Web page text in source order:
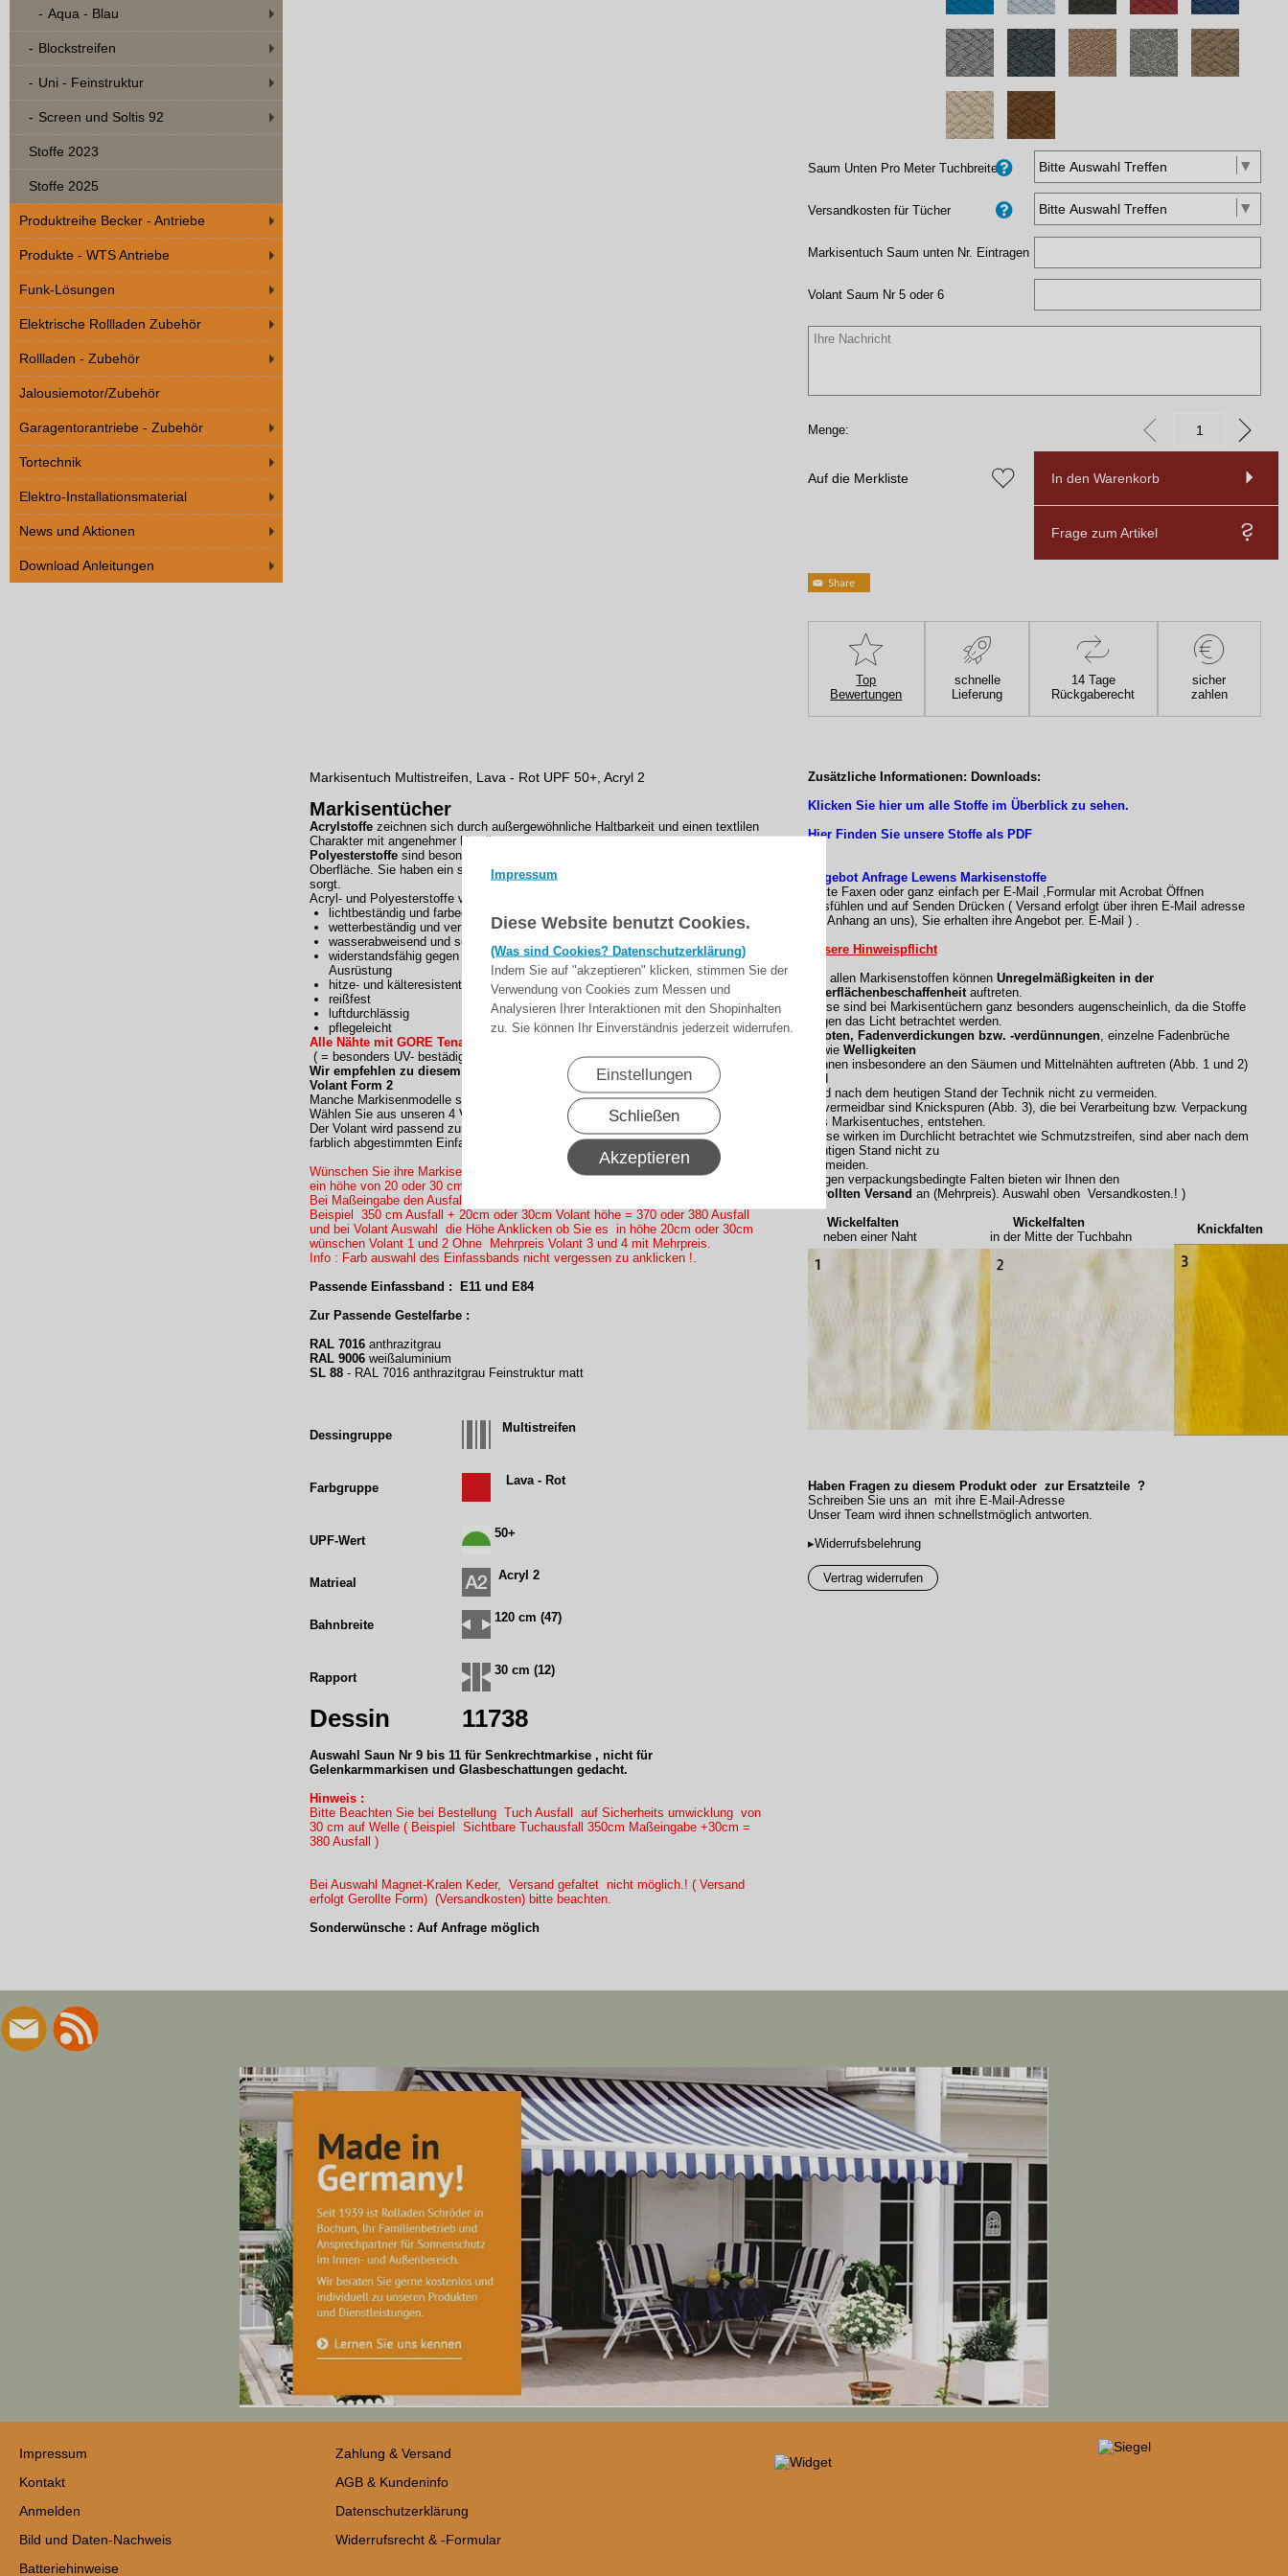
Impressum
Diese Website benutzt Cookies.
(Was sind Cookies? Datenschutzerklärung)
Indem Sie auf "akzeptieren" klicken, stimmen Sie der
Verwendung von Cookies zum Messen und
Analysieren Ihrer Interaktionen mit den Shopinhalten
zu. Sie können Ihr Einverständnis jederzeit widerrufen.
Einstellungen
Schließen
Akzeptieren
Aqua - Blau
Blockstreifen
Uni - Feinstruktur
Screen und Soltis 92
Stoffe 2023
Stoffe 2025
Produktreihe Becker - Antriebe
Produkte - WTS Antriebe
Funk-Lösungen
Elektrische Rollladen Zubehör
Rollladen - Zubehör
Jalousiemotor/Zubehör
Garagentorantriebe - Zubehör
Tortechnik
Elektro-Installationsmaterial
News und Aktionen
Download Anleitungen
Saum Unten Pro Meter Tuchbreite
Versandkosten für Tücher
Markisentuch Saum unten Nr. Eintragen
Volant Saum Nr 5 oder 6
Menge:
Auf die Merkliste In den Warenkorb
Frage zum Artikel
Top
Bewertungen
schnelle
Lieferung
14 Tage
Rückgaberecht
sicher
zahlen
Markisentuch Multistreifen, Lava - Rot UPF 50+, Acryl 2
Markisentücher
Acrylstoffe zeichnen sich durch außergewöhnliche Haltbarkeit und einen textlilen
Charakter mit angenehmer Haptik aus.
Polyesterstoffe sind besonders elastisch und haben eine angenehm flauschige
Oberfläche. Sie haben ein sehr gutes Rückstellverhalten, das für ein glattes Tuch
sorgt.
Acryl- und Polyesterstoffe von Lewens sind:
lichtbeständig und farbecht
wetterbeständig und verrottungsfest
wasserabweisend und schnell trocknend
widerstandsfähig gegen Umwelteinflüsse durch Teflon-bzw. Cleangard-
Ausrüstung
hitze- und kälteresistent
reißfest
luftdurchlässig
pflegeleicht
Alle Nähte mit GORE Tenara CLEAR Nähfaden konfektioniert !
( = besonders UV- bestädig und reißfest. )
Wir empfehlen zu diesem Dessin:
Volant Form 2
Manche Markisenmodelle sind nur mit einem Volant vollständig.
Wählen Sie aus unseren 4 Volantformen.
Der Volant wird passend zum Rapport des Dessins geschnitten und mit dem
farblich abgestimmten Einfassband abgeschlossen.
Wünschen Sie ihre Markisentuch mit einen Volant ? , Wir haben zur Auswahl mit
ein höhe von 20 oder 30 cm
Bei Maßeingabe den Ausfallmaß gewünschte Volant höhe mit eingeben (
Beispiel 350 cm Ausfall + 20cm oder 30cm Volant höhe = 370 oder 380 Ausfall
und bei Volant Auswahl die Höhe Anklicken ob Sie es in höhe 20cm oder 30cm
wünschen Volant 1 und 2 Ohne Mehrpreis Volant 3 und 4 mit Mehrpreis.
Info : Farb auswahl des Einfassbands nicht vergessen zu anklicken !.
Passende Einfassband : E11 und E84
Zur Passende Gestelfarbe :
RAL 7016 anthrazitgrau
RAL 9006 weißaluminium
SL 88 - RAL 7016 anthrazitgrau Feinstruktur matt
Dessingruppe
Multistreifen
Farbgruppe
Lava - Rot
UPF-Wert
50+
Matrieal
Acryl 2
Bahnbreite
120 cm (47)
Rapport
30 cm (12)
Dessin 11738
Auswahl Saun Nr 9 bis 11 für Senkrechtmarkise , nicht für
Gelenkarmmarkisen und Glasbeschattungen gedacht.
Hinweis :
Bitte Beachten Sie bei Bestellung Tuch Ausfall auf Sicherheits umwicklung von
30 cm auf Welle ( Beispiel Sichtbare Tuchausfall 350cm Maßeingabe +30cm =
380 Ausfall )
Bei Auswahl Magnet-Kralen Keder, Versand gefaltet nicht möglich.! ( Versand
erfolgt Gerollte Form) (Versandkosten) bitte beachten.
Sonderwünsche : Auf Anfrage möglich
Zusätzliche Informationen: Downloads:
Klicken Sie hier um alle Stoffe im Überblick zu sehen.
Hier Finden Sie unsere Stoffe als PDF
Angebot Anfrage Lewens Markisenstoffe
(Bitte Faxen oder ganz einfach per E-Mail ,Formular mit Acrobat Öffnen
Ausfühlen und auf Senden Drücken ( Versand erfolgt über ihren E-Mail adresse
als Anhang an uns), Sie erhalten ihre Angebot per. E-Mail ) .
Unsere Hinweispflicht
Bei allen Markisenstoffen könnenUnregelmäßigkeiten in der
Oberflächenbeschaffenheitauftreten.
Diese sind bei Markisentüchern ganz besonders augenscheinlich, da die Stoffe
gegen das Licht betrachtet werden.
Knoten, Fadenverdickungen bzw. -verdünnungen, einzelne Fadenbrüche
sowie Welligkeiten
können insbesondere an den Säumen und Mittelnähten auftreten (Abb. 1 und 2)
und
sind nach dem heutigen Stand der Technik nicht zu vermeiden.
Unvermeidbar sind Knickspuren (Abb. 3), die bei Verarbeitung bzw. Verpackung
des Markisentuches, entstehen.
Diese wirken im Durchlicht betrachtet wie Schmutzstreifen, sind aber nach dem
heutigen Stand nicht zu
vermeiden.
Gegen verpackungsbedingte Falten bieten wir Ihnen den
gerollten Versand an (Mehrpreis). Auswahl oben Versandkosten.! )
Wickelfalten
neben einer Naht
Wickelfalten
in der Mitte der Tuchbahn
Knickfalten
Haben Fragen zu diesem Produkt oder zur Ersatzteile ?
Schreiben Sie uns an mit ihre E-Mail-Adresse
Unser Team wird ihnen schnellstmöglich antworten.
▸Widerrufsbelehrung
Vertrag widerrufen
Impressum
Kontakt
Anmelden
Bild und Daten-Nachweis
Batteriehinweise
Zahlung & Versand
AGB & Kundeninfo
Datenschutzerklärung
Widerrufsrecht & -Formular